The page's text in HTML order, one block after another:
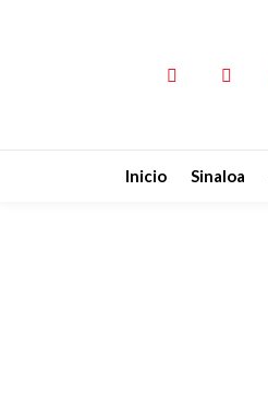
Inicio Sinaloa